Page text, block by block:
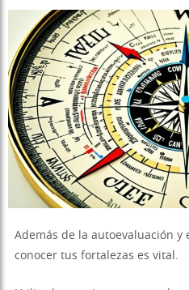
Además de la autoevaluación y
conocer tus fortalezas es vital.